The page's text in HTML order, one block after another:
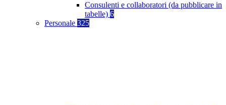
Consulenti e collaboratori (da pubblicare in
tabelle) 6
Personale 325